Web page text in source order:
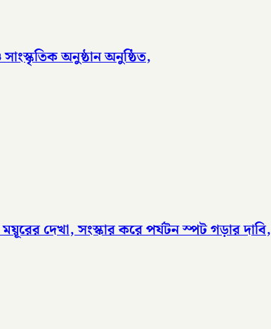
অনুষ্ঠান অনুষ্ঠিত,
দেখা, সংস্কার করে পর্যটন স্পট গড়ার দাবি,